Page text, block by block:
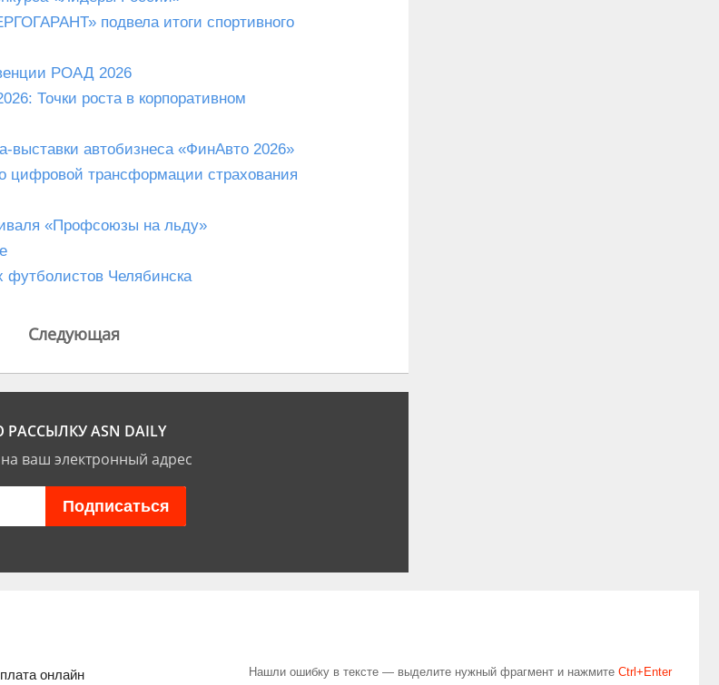
подвела итоги спортивного
РОАД 2026
Точки роста в корпоративном
автобизнеса «ФинАвто 2026»
трансформации страхования
«Профсоюзы на льду»
Челябинска
Следующая
ASN DAILY
ваш электронный адрес
онлайн Нашли ошибку в тексте — выделите нужный фрагмент и нажмите Сtrl+Enter